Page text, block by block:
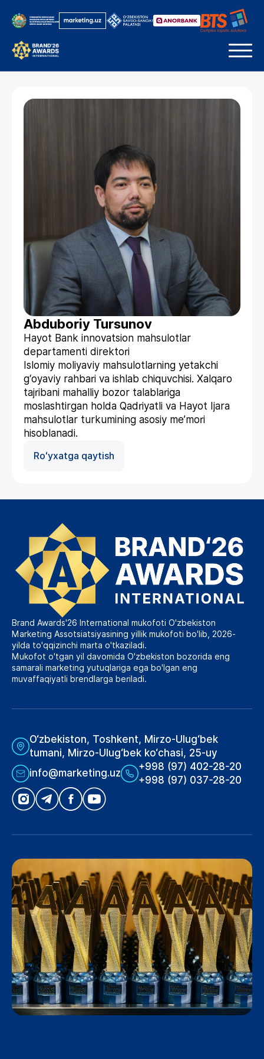
Abduboriy Tursunov
Hayot Bank innovatsion mahsulotlar
departamenti direktori
Islomiy moliyaviy mahsulotlarning yetakchi
g‘oyaviy rahbari va ishlab chiquvchisi. Xalqaro
tajribani mahalliy bozor talablariga
moslashtirgan holda Qadriyatli va Hayot Ijara
mahsulotlar turkumining asosiy me’mori
hisoblanadi.
Roʻyxatga qaytish
Brand Awards'26 International mukofoti O'zbekiston
Marketing Assotsiatsiyasining yillik mukofoti bo'lib, 2026-
yilda to'qqizinchi marta o'tkaziladi.
Mukofot o'tgan yil davomida O'zbekiston bozorida eng
samarali marketing yutuqlariga ega bo'lgan eng
muvaffaqiyatli brendlarga beriladi.
O‘zbekiston, Toshkent, Mirzo-Ulug‘bek
tumani, Mirzo-Ulug‘bek ko‘chasi, 25-uy
info@marketing.uz
+998 (97) 402-28-20
+998 (97) 037-28-20